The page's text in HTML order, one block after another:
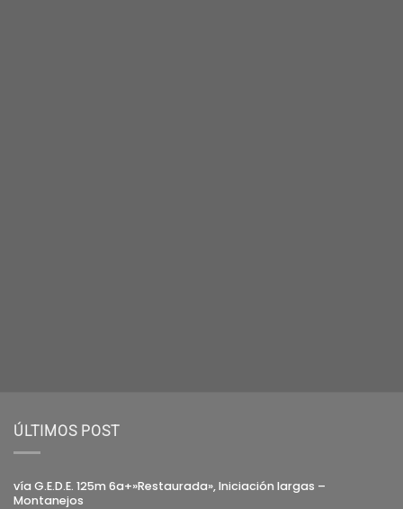
ÚLTIMOS POST
vía G.E.D.E. 125m 6a+»Restaurada», Iniciación largas –
Montanejos